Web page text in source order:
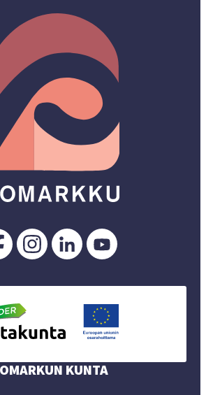
Pomarkku
Facebookissa
Pomarkku
Instagramissa
Pomarkku
LinkedInissä
KUNTA